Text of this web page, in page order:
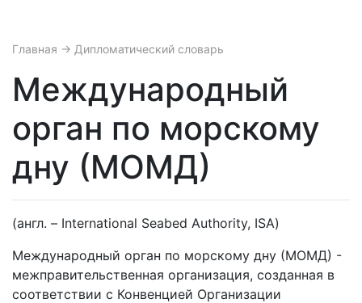
Главная → Дипломатический словарь
Международный
орган по морскому
дну (МОМД)
(англ. – International Seabed Authority, ISA)
Международный орган по морскому дну (МОМД) -
межправительственная организация, созданная в
соответствии с Конвенцией Организации